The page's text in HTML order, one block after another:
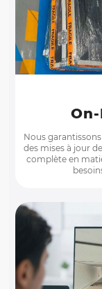
Nous
des mises à jour
complète en